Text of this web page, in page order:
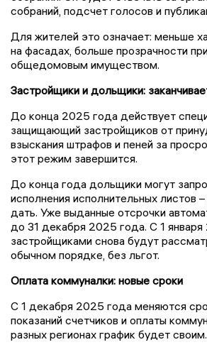
собраний, подсчет голосов и
Для жителей это означает: меньше
на фасадах, больше прозрачности
общедомовым имуществом.
Застройщики и дольщики:
До конца 2025 года действует
защищающий застройщиков от
взыскания штрафов и пеней за
этот режим завершится.
До конца года дольщики могут
исполнения исполнительных листов
дать. Уже выданные отсрочки
до 31 декабря 2025 года. С 1
застройщиками снова будут
обычном порядке, без льгот.
Оплата коммуналки: новые сроки
С 1 декабря 2025 года меняются
показаний счетчиков и оплаты
разных регионах график будет своим.